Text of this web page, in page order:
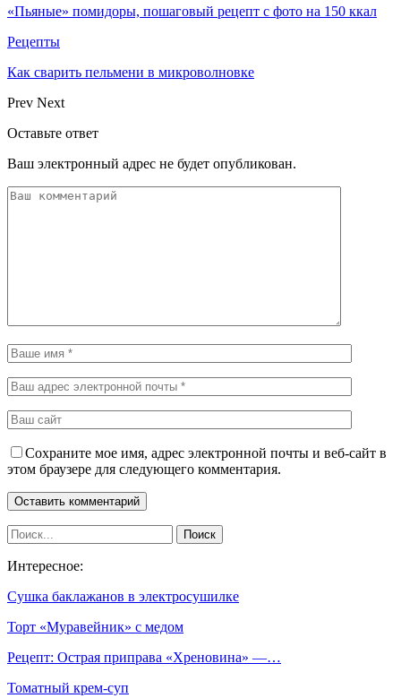
«Пьяные» помидоры, пошаговый рецепт с фото на 150 ккал
Рецепты
Как сварить пельмени в микроволновке
Prev Next
Оставьте ответ
Ваш электронный адрес не будет опубликован.
Сохраните мое имя, адрес электронной почты и веб-сайт в
этом браузере для следующего комментария.
Интересное:
Сушка баклажанов в электросушилке
Торт «Муравейник» с медом
Рецепт: Острая приправа «Хреновина» —…
Томатный крем-суп